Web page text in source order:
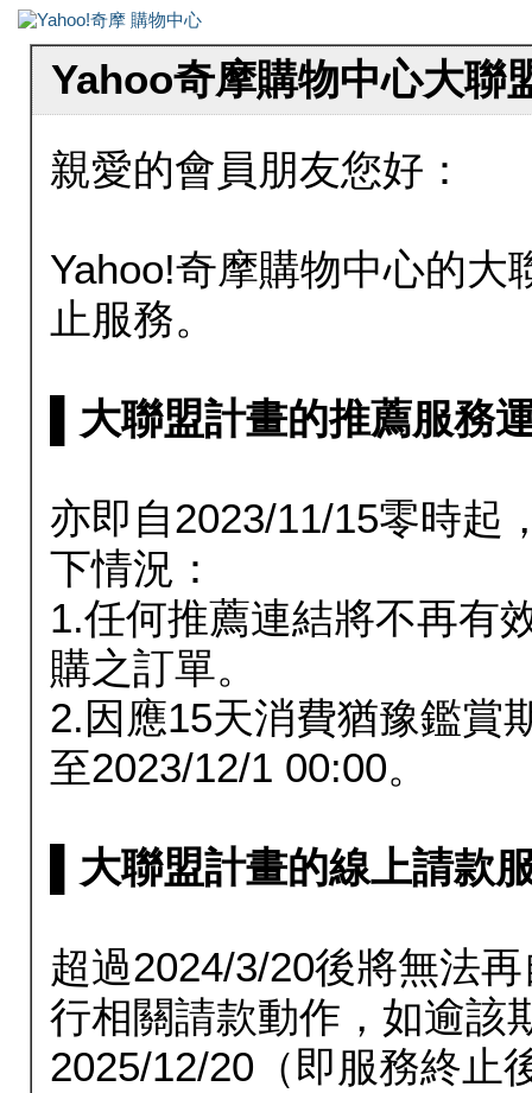
Yahoo奇摩購物中心大聯
親愛的會員朋友您好：
Yahoo!奇摩購物中心的大
止服務。
▌大聯盟計畫的推薦服務
亦即自2023/11/15零時起
下情況：
1.任何推薦連結將不再有
購之訂單。
2.因應15天消費猶豫鑑賞
至2023/12/1 00:00。
▌大聯盟計畫的線上請款
超過2024/3/20後將無法
行相關請款動作，如逾該
2025/12/20（即服務終止